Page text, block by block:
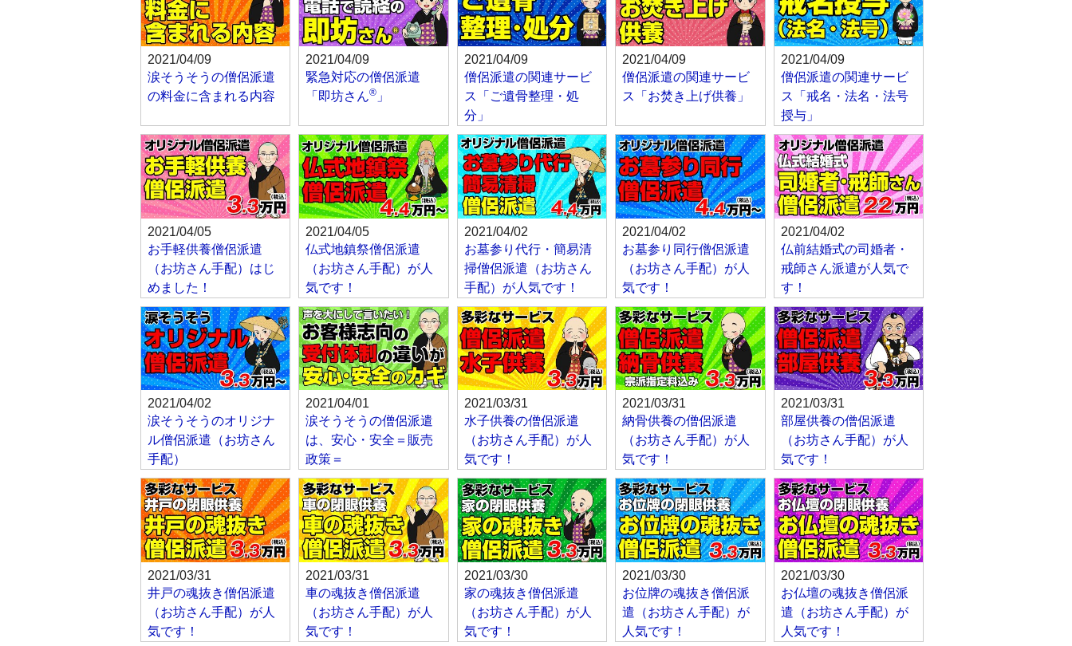
2021/04/09
涙そうそうの僧侶派遣
の料金に含まれる内容
2021/04/09
緊急対応の僧侶派遣
「即坊さん® 」
2021/04/09
僧侶派遣の関連サービ
ス「ご遺骨整理・処
分」
2021/04/09
僧侶派遣の関連サービ
ス「お焚き上げ供養」
2021/04/09
僧侶派遣の関連サービ
ス「戒名・法名・法号
授与」
2021/04/05
お手軽供養僧侶派遣
（お坊さん手配）はじ
めました！
2021/04/05
仏式地鎮祭僧侶派遣
（お坊さん手配）が人
気です！
2021/04/02
お墓参り代行・簡易清
掃僧侶派遣（お坊さん
手配）が人気です！
2021/04/02
お墓参り同行僧侶派遣
（お坊さん手配）が人
気です！
2021/04/02
仏前結婚式の司婚者・
戒師さん派遣が人気で
す！
2021/04/02
涙そうそうのオリジナ
ル僧侶派遣（お坊さん
手配）
2021/04/01
涙そうそうの僧侶派遣
は、安心・安全＝販売
政策＝
2021/03/31
水子供養の僧侶派遣
（お坊さん手配）が人
気です！
2021/03/31
納骨供養の僧侶派遣
（お坊さん手配）が人
気です！
2021/03/31
部屋供養の僧侶派遣
（お坊さん手配）が人
気です！
2021/03/31
井戸の魂抜き僧侶派遣
（お坊さん手配）が人
気です！
2021/03/31
車の魂抜き僧侶派遣
（お坊さん手配）が人
気です！
2021/03/30
家の魂抜き僧侶派遣
（お坊さん手配）が人
気です！
2021/03/30
お位牌の魂抜き僧侶派
遣（お坊さん手配）が
人気です！
2021/03/30
お仏壇の魂抜き僧侶派
遣（お坊さん手配）が
人気です！